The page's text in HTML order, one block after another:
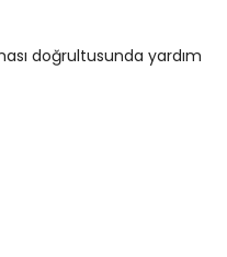
doğrultusunda yardım